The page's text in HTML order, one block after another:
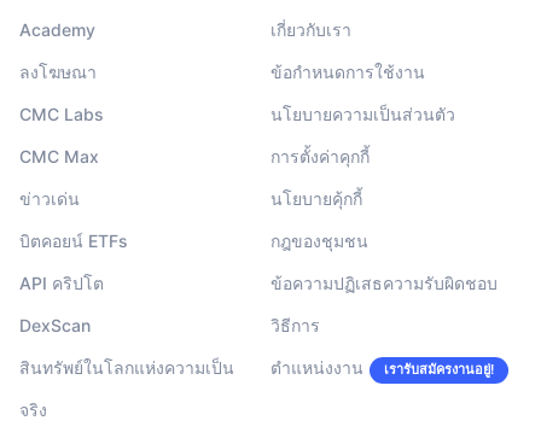
Academy
ลงโฆษณา
CMC Labs
CMC Max
ข่าวเด่น
บิตคอยน์ ETFs
API คริปโต
DexScan
สินทรัพย์ในโลกแห่งความเป็น
จริง
เกี่ยวกับเรา
ข้อกำหนดการใช้งาน
นโยบายความเป็นส่วนตัว
การตั้งค่าคุกกี้
นโยบายคุ้กกี้
กฎของชุมชน
ข้อความปฏิเสธความรับผิดชอบ
วิธีการ
ตำแหน่งงาน เรารับสมัครงานอยู่!